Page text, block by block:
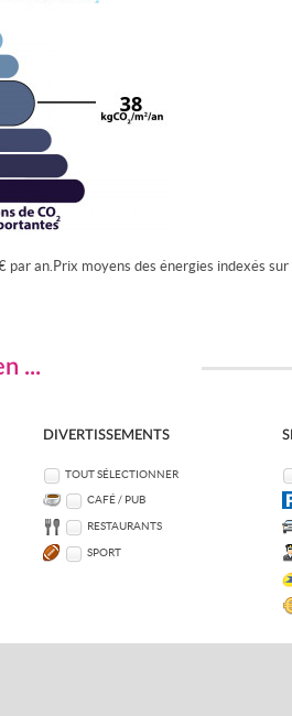
an.Prix moyens des énergies indexés
...
DIVERTISSEMENTS
TOUT SÉLECTIONNER
CAFÉ / PUB
RESTAURANTS
SPORT